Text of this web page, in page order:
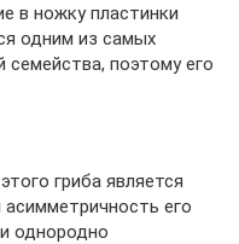
в ножку пластинки
одним из самых
поэтому его
гриба является
его
однородно